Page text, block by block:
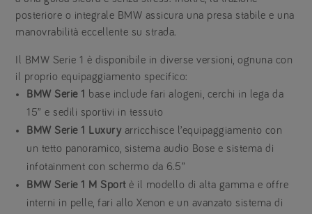
posteriore o integrale BMW assicura una presa stabile e una
manovrabilità eccellente su strada.
Il BMW Serie 1 è disponibile in diverse versioni, ognuna con
il proprio equipaggiamento specifico:
BMW Serie 1 base include fari alogeni, cerchi in lega da
15” e sedili sportivi in tessuto
BMW Serie 1 Luxuryarricchisce l’equipaggiamento con
un tetto panoramico, sistema audio Bose e sistema di
infotainment con schermo da 6.5”
BMW Serie 1 M Sportè il modello di alta gamma e offre
interni in pelle, fari allo Xenon e un avanzato sistema di